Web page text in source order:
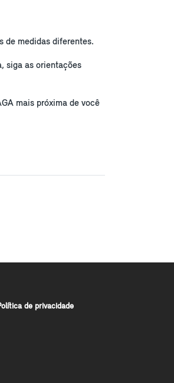
de medidas diferentes.
siga as orientações
mais próxima de você
de privacidade